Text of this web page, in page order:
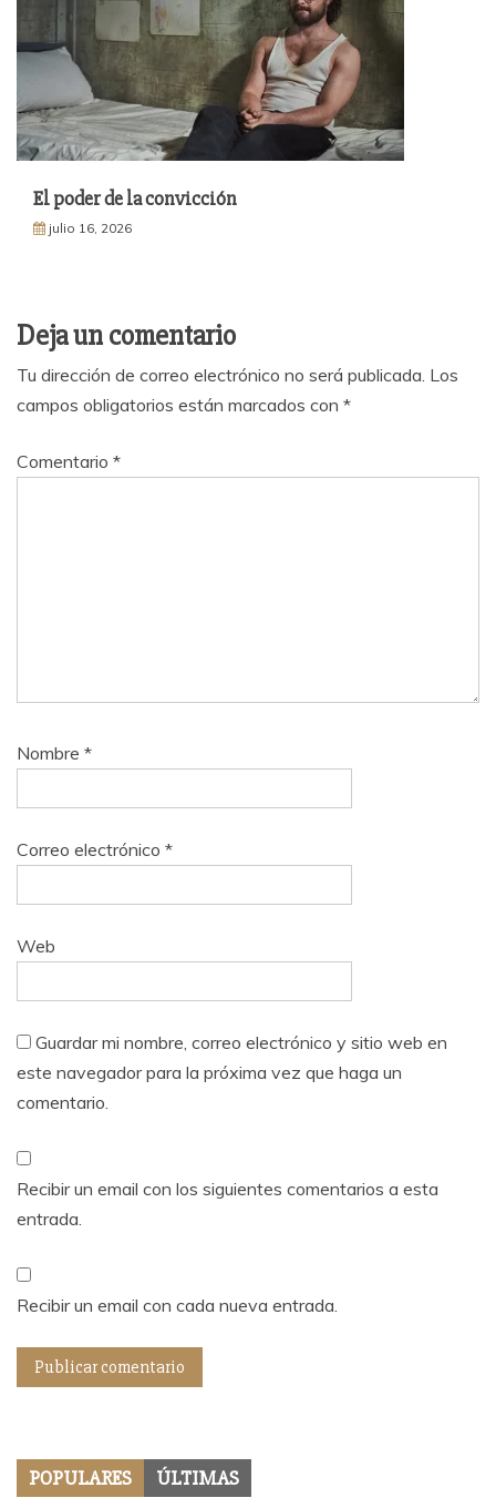
El poder de la convicción
julio 16, 2026
Deja un comentario
Tu dirección de correo electrónico no será publicada. Los
campos obligatorios están marcados con *
Comentario *
Nombre *
Correo electrónico *
Web
Guardar mi nombre, correo electrónico y sitio web en
este navegador para la próxima vez que haga un
comentario.
Recibir un email con los siguientes comentarios a esta
entrada.
Recibir un email con cada nueva entrada.
POPULARES ÚLTIMAS